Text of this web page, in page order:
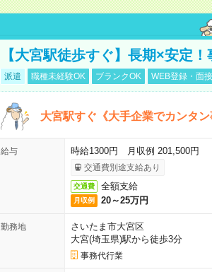
【大宮駅徒歩すぐ】長期×安定
派遣 職種未経験OK ブランクOK WEB登録・面
大宮駅すぐ《大手企業でカンタ
給与 時給1300円 月収例 201,500円
交通費別途支給あり
交通費 全額支給
月収例 20～25万円
勤務地
さいたま市大宮区
大宮(埼玉県)駅から徒歩3分
事務代行業